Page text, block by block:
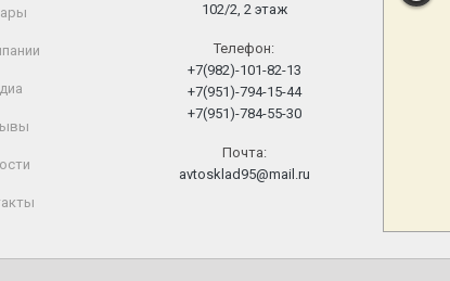
102/2, 2 этаж
Телефон:
+7(982)-101-82-13
+7(951)-794-15-44
+7(951)-784-55-30
Почта:
avtosklad95@mail.ru